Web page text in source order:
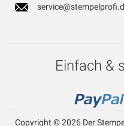
Einfach &
Copyright © 2026 Der